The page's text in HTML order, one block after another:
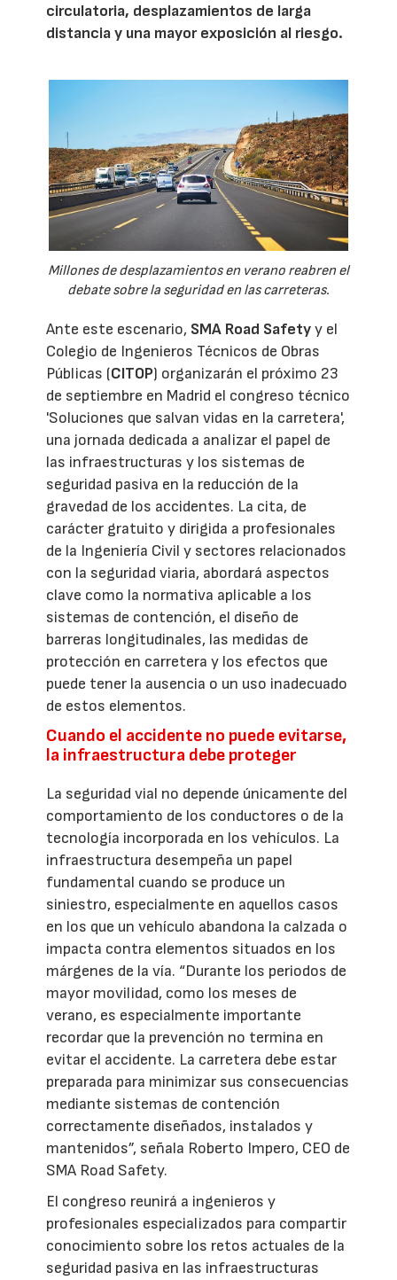
circulatoria, desplazamientos de larga
distancia y una mayor exposición al riesgo.
Millones de desplazamientos en verano reabren el
debate sobre la seguridad en las carreteras.
Ante este escenario, SMA Road Safetyy el
Colegio de Ingenieros Técnicos de Obras
Públicas (CITOP) organizarán el próximo 23
de septiembre en Madrid el congreso técnico
'Soluciones que salvan vidas en la carretera',
una jornada dedicada a analizar el papel de
las infraestructuras y los sistemas de
seguridad pasiva en la reducción de la
gravedad de los accidentes. La cita, de
carácter gratuito y dirigida a profesionales
de la Ingeniería Civil y sectores relacionados
con la seguridad viaria, abordará aspectos
clave como la normativa aplicable a los
sistemas de contención, el diseño de
barreras longitudinales, las medidas de
protección en carretera y los efectos que
puede tener la ausencia o un uso inadecuado
de estos elementos.
Cuando el accidente no puede evitarse,
la infraestructura debe proteger
La seguridad vial no depende únicamente del
comportamiento de los conductores o de la
tecnología incorporada en los vehículos. La
infraestructura desempeña un papel
fundamental cuando se produce un
siniestro, especialmente en aquellos casos
en los que un vehículo abandona la calzada o
impacta contra elementos situados en los
márgenes de la vía. “Durante los periodos de
mayor movilidad, como los meses de
verano, es especialmente importante
recordar que la prevención no termina en
evitar el accidente. La carretera debe estar
preparada para minimizar sus consecuencias
mediante sistemas de contención
correctamente diseñados, instalados y
mantenidos”, señala Roberto Impero, CEO de
SMA Road Safety.
El congreso reunirá a ingenieros y
profesionales especializados para compartir
conocimiento sobre los retos actuales de la
seguridad pasiva en las infraestructuras